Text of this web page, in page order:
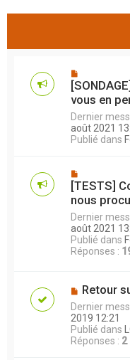
vous en
Dernier
août 2021
Publié dans
[TESTS]
nous
Dernier
août 2021
Publié dans
Réponses :
Retour
Dernier
2019 12:21
Publié dans
Réponses : 2